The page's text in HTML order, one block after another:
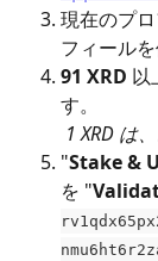
現在のプ
フィール
91 XRD 以
す。
1 XRD は
"Stake &
を "